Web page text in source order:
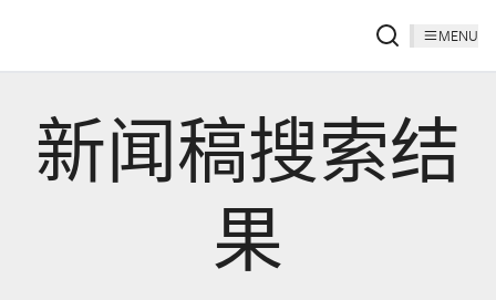
MENU
新闻稿搜索结
果